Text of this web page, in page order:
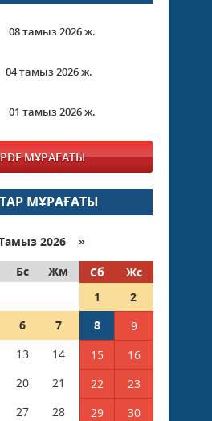
08 тамыз 2026 ж.
04 тамыз 2026 ж.
01 тамыз 2026 ж.
PDF МҰРАҒАТЫ
МҰРАҒАТЫ
2026 »
Бс Жм Сб
Жс
1
2
6 7 8
9
13 14 15
16
20 21 22
23
27 28 29
30